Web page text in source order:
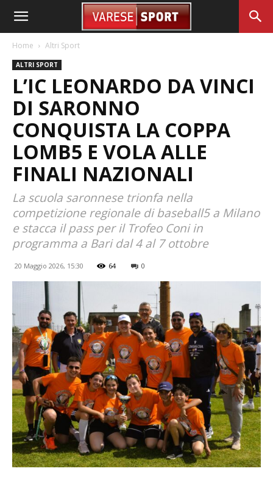
Home Altri Sport
ALTRI SPORT
L’IC LEONARDO DA VINCI
DI SARONNO
CONQUISTA LA COPPA
LOMB5 E VOLA ALLE
FINALI NAZIONALI
La scuola saronnese trionfa nella
competizione regionale di baseball5 a Milano
e stacca il pass per il Trofeo Coni in
programma a Bari dal 4 al 7 ottobre
20 Maggio 2026, 15:30 64 0